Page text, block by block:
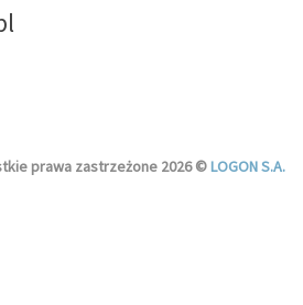
prawa zastrzeżone 2026 ©LOGON S.A.